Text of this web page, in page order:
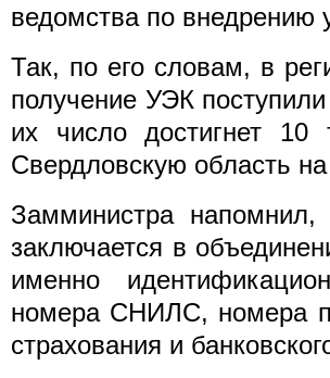
ведомства по внедрению
Так, по его словам, в
получение УЭК
их число достигнет 10
Свердловскую область
Замминистра
заключается в
именно
номера СНИЛС, номера
страхования и